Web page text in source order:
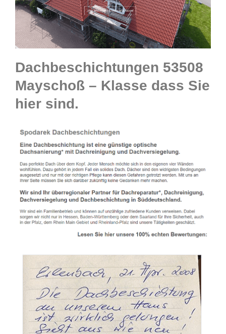
Dachbeschichtungen 53508
Mayschoß – Klasse dass Sie
hier sind.